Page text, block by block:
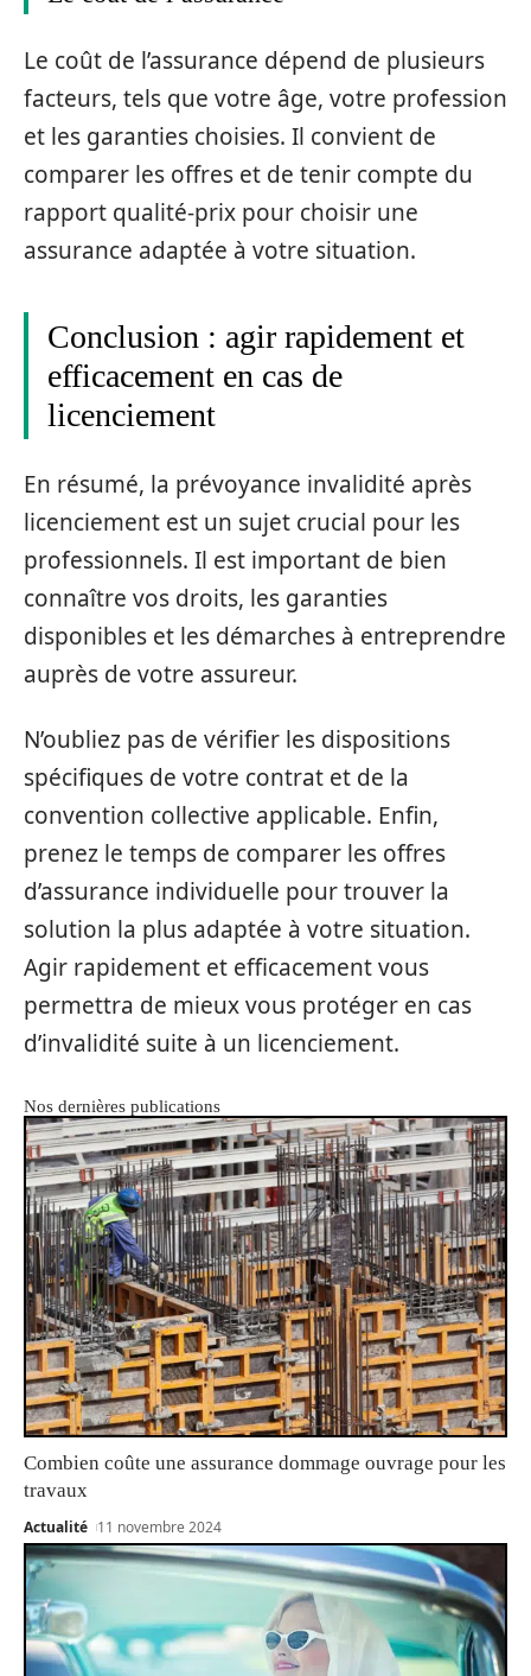
Le coût de l’assurance dépend de plusieurs
facteurs, tels que votre âge, votre profession
et les garanties choisies. Il convient de
comparer les offres et de tenir compte du
rapport qualité-prix pour choisir une
assurance adaptée à votre situation.
Conclusion : agir rapidement et
efficacement en cas de
licenciement
En résumé, la prévoyance invalidité après
licenciement est un sujet crucial pour les
professionnels. Il est important de bien
connaître vos droits, les garanties
disponibles et les démarches à entreprendre
auprès de votre assureur.
N’oubliez pas de vérifier les dispositions
spécifiques de votre contrat et de la
convention collective applicable. Enfin,
prenez le temps de comparer les offres
d’assurance individuelle pour trouver la
solution la plus adaptée à votre situation.
Agir rapidement et efficacement vous
permettra de mieux vous protéger en cas
d’invalidité suite à un licenciement.
Nos dernières publications
Combien coûte une assurance dommage ouvrage pour les
travaux
Actualité 11 novembre 2024